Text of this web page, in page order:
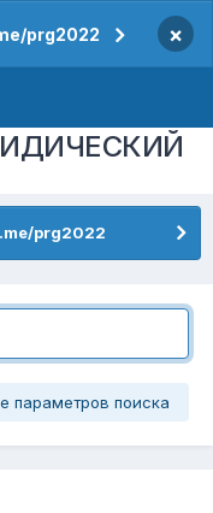
prg2022 ×
prg2022
параметров поиска